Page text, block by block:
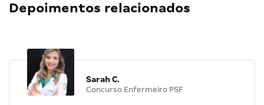
Depoimentos relacionados
Sarah C.
Concurso Enfermeiro PSF